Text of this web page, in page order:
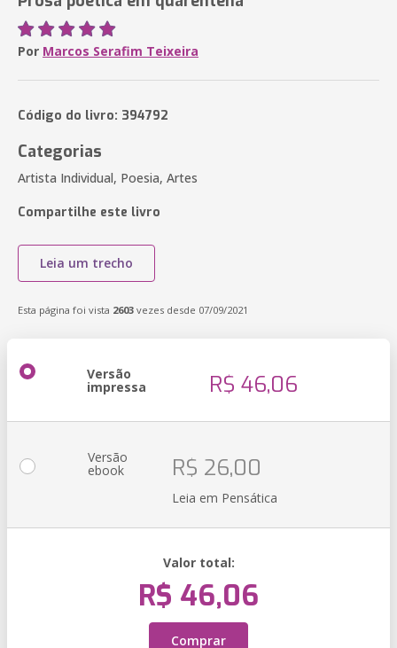
Por Marcos Serafim Teixeira
Código do livro: 394792
Categorias
Artista Individual, Poesia, Artes
Compartilhe este livro
Leia um trecho
Esta página foi vista 2603 vezes desde 07/09/2021
Versão
impressa R$ 46,06
Versão
ebook R$ 26,00
Leia em Pensática
Valor total:
R$ 46,06
Comprar